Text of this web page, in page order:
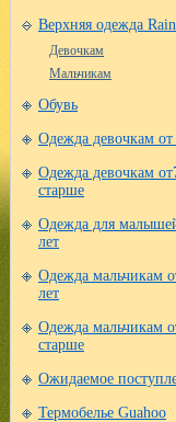
Верхняя одежда
Девочкам
Мальчикам
Обувь
Одежда девочкам от
Одежда девочкам
старше
Одежда для
лет
Одежда мальчикам
лет
Одежда мальчикам
старше
Ожидаемое
Термобелье Guahoo